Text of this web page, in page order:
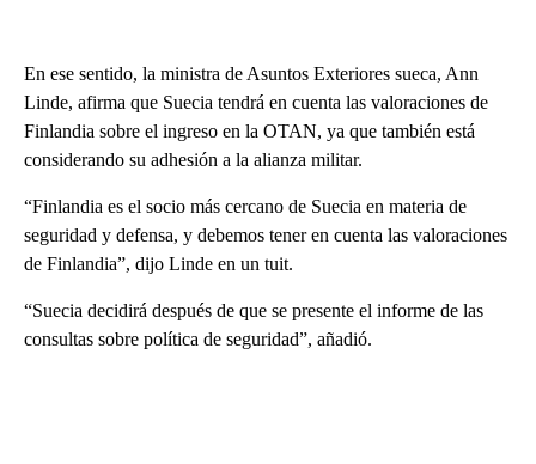
En ese sentido, la ministra de Asuntos Exteriores sueca, Ann
Linde, afirma que Suecia tendrá en cuenta las valoraciones de
Finlandia sobre el ingreso en la OTAN, ya que también está
considerando su adhesión a la alianza militar.
“Finlandia es el socio más cercano de Suecia en materia de
seguridad y defensa, y debemos tener en cuenta las valoraciones
de Finlandia”, dijo Linde en un tuit.
“Suecia decidirá después de que se presente el informe de las
consultas sobre política de seguridad”, añadió.